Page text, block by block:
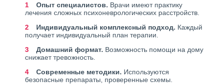
Опыт специалистов. Врачи имеют практику
лечения сложных психоневрологических расстройств.
Индивидуальный комплексный подход. Каждый
получает индивидуальный план терапии.
Домашний формат. Возможность помощи на дому
снижает тревожность.
Современные методики. Используются
безопасные препараты, проверенные схемы.